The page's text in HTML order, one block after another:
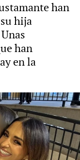
han
hija
han
en la
Europa Press
para los
Daniella: